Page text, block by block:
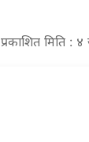
प्रकाशित मिति :